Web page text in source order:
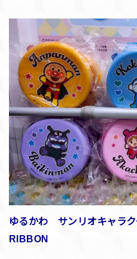
ゆるかわ サンリオキャラ
RIBBON